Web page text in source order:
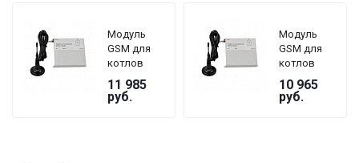
Модуль
GSM для
котлов
ZOTA серии
Lux, MK
11 985
руб.
Модуль
GSM для
котлов
ZOTA серии
Magna
10 965
руб.